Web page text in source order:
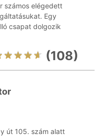
számos elégedett
Egy
csapat dolgozik
(108)
út 105. szám alatt